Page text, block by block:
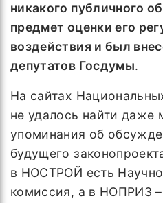
никакого публичного
предмет оценки его
воздействия и был
депутатов Госдумы.
На сайтах
не удалось найти даже
упоминания об
будущего
в НОСТРОЙ есть
комиссия, а в НОПРИЗ –